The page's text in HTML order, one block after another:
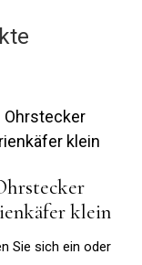
klein
Sie sich ein oder